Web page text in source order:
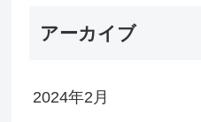
アーカイブ
2024年2月